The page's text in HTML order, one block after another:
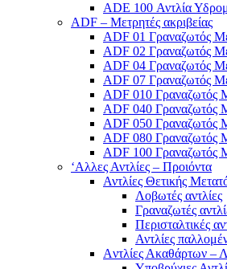
ADE 100 Αντλία
ADF – Μετρητές ακριβείας
ADF 01 Γραναζωτός
ADF 02 Γραναζωτός
ADF 04 Γραναζωτός
ADF 07 Γραναζωτός
ADF 010 Γραναζωτός
ADF 040 Γραναζωτός
ADF 050 Γραναζωτός
ADF 080 Γραναζωτός
ADF 100 Γραναζωτός
‘Αλλες Αντλίες – Προιόντα
Αντλίες Θετικής
Λοβωτές αντλίες
Γραναζωτές
Περισταλτικές
Αντλίες
Aντλίες Ακαθάρτων –